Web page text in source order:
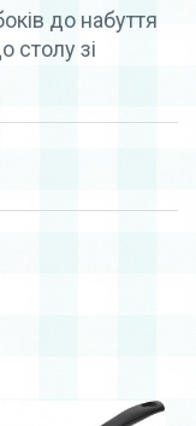
до набуття
столу зі